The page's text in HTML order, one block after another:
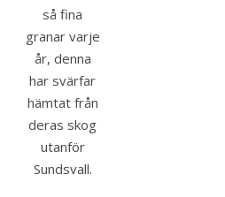
så fina
granar varje
år, denna
har svärfar
hämtat från
deras skog
utanför
Sundsvall.